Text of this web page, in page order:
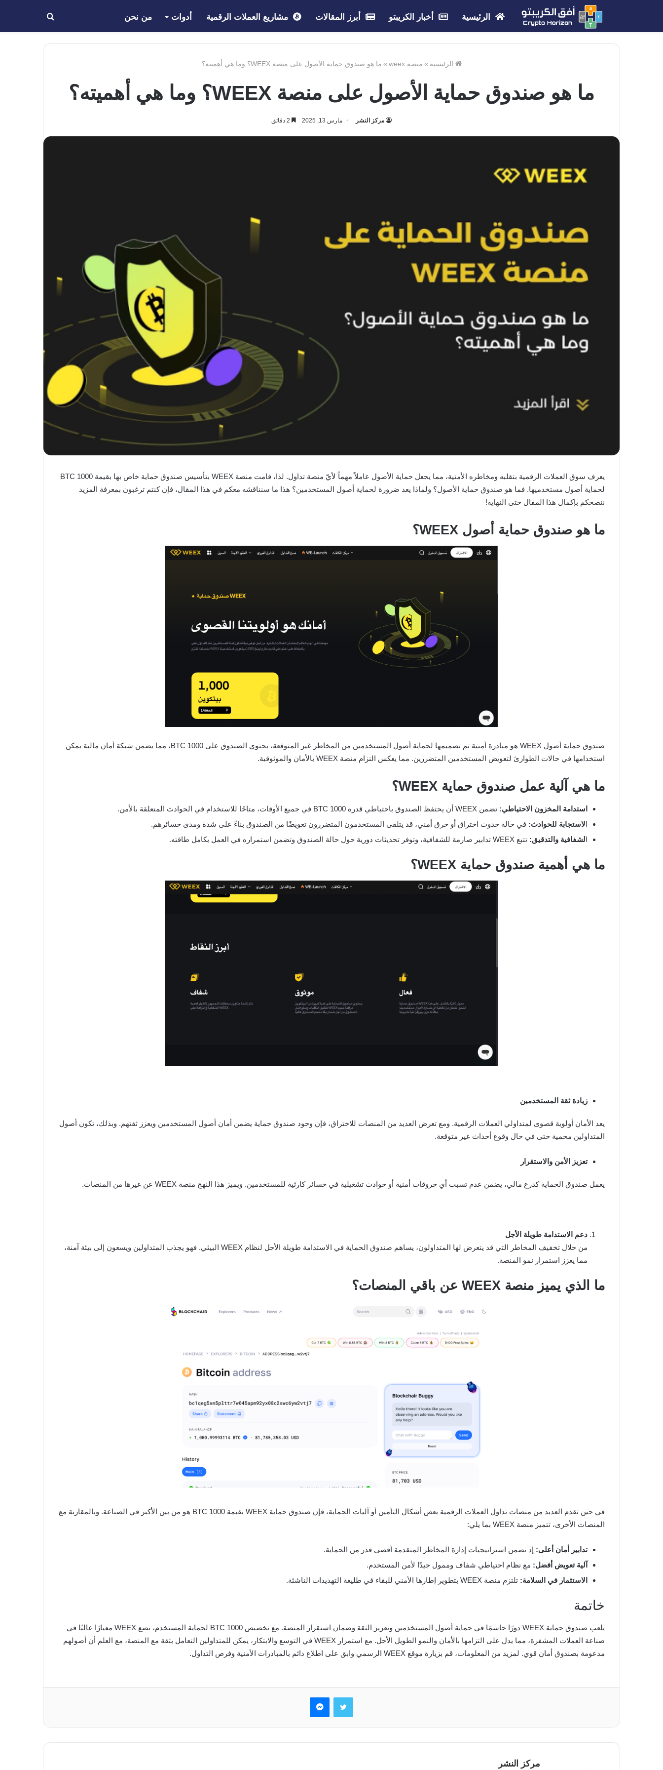
الرئيسية أخبار الكريبتو أبرز المقالات مشاريع العملات الرقمية أدوات من نحن بحث
عن
الرئيسية » منصة weex » ما هو صندوق حماية الأصول على منصة WEEX؟ وما هي أهميته؟
ما هو صندوق حماية الأصول على منصة WEEX؟ وما هي أهميته؟
مركز النشر مارس 13, 2025
يعرف سوق العملات الرقمية بتقلبه ومخاطره الأمنية، مما يجعل حماية الأصول عاملاً مهماً لأيّ منصة تداول. لذا، قامت منصة WEEX بتأسيس صندوق حماية خاص بها بقيمة 1000 BTC
لحماية أصول مستخدميها. فما هو صندوق حماية الأصول؟ ولماذا يعد ضرورة لحماية أصول المستخدمين؟ هذا ما سنناقشه معكم في هذا المقال، فإن كنتم ترغبون بمعرفة المزيد
ننصحكم بإكمال هذا المقال حتى النهاية!
ما هو صندوق حماية أصول WEEX؟
صندوق حماية أصول WEEX هو مبادرة أمنية تم تصميمها لحماية أصول المستخدمين من المخاطر غير المتوقعة، يحتوي الصندوق على 1000 BTC، مما يضمن شبكة أمان مالية يمكن
استخدامها في حالات الطوارئ لتعويض المستخدمين المتضررين. مما يعكس التزام منصة WEEX بالأمان والموثوقية.
ما هي آلية عمل صندوق حماية WEEX؟
استدامة المخزون الاحتياطي: تضمن WEEX أن يحتفظ الصندوق باحتياطي قدره 1000 BTC في جميع الأوقات، متاحًا للاستخدام في الحوادث المتعلقة بالأمن.
الاستجابة للحوادث: في حالة حدوث اختراق أو خرق أمني، قد يتلقى المستخدمون المتضررون تعويضًا من الصندوق بناءً على شدة ومدى خسائرهم.
الشفافية والتدقيق: تتبع WEEX تدابير صارمة للشفافية، وتوفر تحديثات دورية حول حالة الصندوق وتضمن استمراره في العمل بكامل طاقته.
ما هي أهمية صندوق حماية WEEX؟
زيادة ثقة المستخدمين
يعد الأمان أولوية قصوى لمتداولي العملات الرقمية. ومع تعرض العديد من المنصات للاختراق، فإن وجود صندوق حماية يضمن أمان أصول المستخدمين ويعزز ثقتهم. وبذلك، تكون أصول
المتداولين محمية حتى في حال وقوع أحداث غير متوقعة.
تعزيز الأمن والاستقرار
يعمل صندوق الحماية كدرع مالي، يضمن عدم تسبب أي خروقات أمنية أو حوادث تشغيلية في خسائر كارثية للمستخدمين. ويميز هذا النهج منصة WEEX عن غيرها من المنصات.
دعم الاستدامة طويلة الأجل
من خلال تخفيف المخاطر التي قد يتعرض لها المتداولون، يساهم صندوق الحماية في الاستدامة طويلة الأجل لنظام WEEX البيئي. فهو يجذب المتداولين ويسعون إلى بيئة آمنة،
مما يعزز استمرار نمو المنصة.
ما الذي يميز منصة WEEX عن باقي المنصات؟
في حين تقدم العديد من منصات تداول العملات الرقمية بعض أشكال التأمين أو آليات الحماية، فإن صندوق حماية WEEX بقيمة 1000 BTC هو من بين الأكبر في الصناعة. وبالمقارنة مع
المنصات الأخرى، تتميز منصة WEEX بما يلي:
تدابير أمان أعلى: إذ تضمن استراتيجيات إدارة المخاطر المتقدمة أقصى قدر من الحماية.
آلية تعويض أفضل: مع نظام احتياطي شفاف وممول جيدًا لأمن المستخدم.
الاستثمار في السلامة: تلتزم منصة WEEX بتطوير إطارها الأمني ​​للبقاء في طليعة التهديدات الناشئة.
خاتمة
يلعب صندوق حماية WEEX دورًا حاسمًا في حماية أصول المستخدمين وتعزيز الثقة وضمان استقرار المنصة. مع تخصيص 1000 BTC لحماية المستخدم، تضع WEEX معيارًا عاليًا في
صناعة العملات المشفرة، مما يدل على التزامها بالأمان والنمو الطويل الأجل. مع استمرار WEEX في التوسع والابتكار، يمكن للمتداولين التعامل بثقة مع المنصة، مع العلم أن أصولهم
مدعومة بصندوق أمان قوي. لمزيد من المعلومات، قم بزيارة موقع WEEX الرسمي وابق على اطلاع دائم بالمبادرات الأمنية وفرص التداول.
تويتر ماسنجر
مركز النشر